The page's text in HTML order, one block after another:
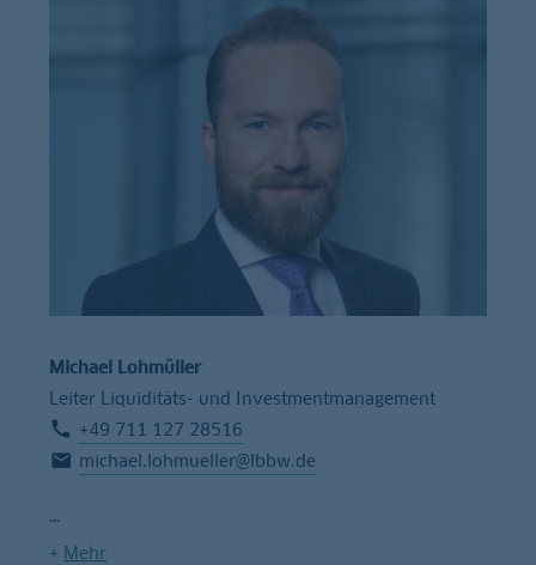
Michael Lohmüller
Leiter Liquiditäts- und Investmentmanagement
+49 711 127 28516
michael.lohmueller@lbbw.de
+ Mehr